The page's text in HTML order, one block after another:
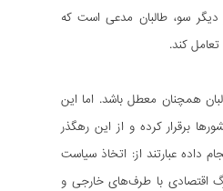
سو، طالبان مدعی است که
کند.
همچنان معطل باشد. اما این
برقرار کرده و از این رهگذر
داده عبارتند از: اتخاذ سیاست
اقتصادی با طرف‌های خارجی و